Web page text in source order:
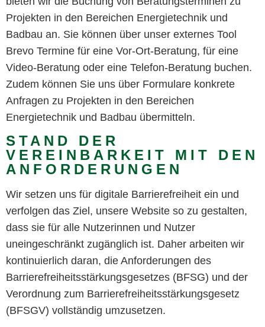
Projekten in den Bereichen Energietechnik und
Badbau an. Sie können über unser externes Tool
Brevo Termine für eine Vor-Ort-Beratung, für eine
Video-Beratung oder eine Telefon-Beratung buchen.
Zudem können Sie uns über Formulare konkrete
Anfragen zu Projekten in den Bereichen
Energietechnik und Badbau übermitteln.
STAND DER
VEREINBARKEIT MIT DEN
ANFORDERUNGEN
Wir setzen uns für digitale Barrierefreiheit ein und
verfolgen das Ziel, unsere Website so zu gestalten,
dass sie für alle Nutzerinnen und Nutzer
uneingeschränkt zugänglich ist. Daher arbeiten wir
kontinuierlich daran, die Anforderungen des
Barrierefreiheitsstärkungsgesetzes (BFSG) und der
Verordnung zum Barrierefreiheitsstärkungsgesetz
(BFSGV) vollständig umzusetzen.